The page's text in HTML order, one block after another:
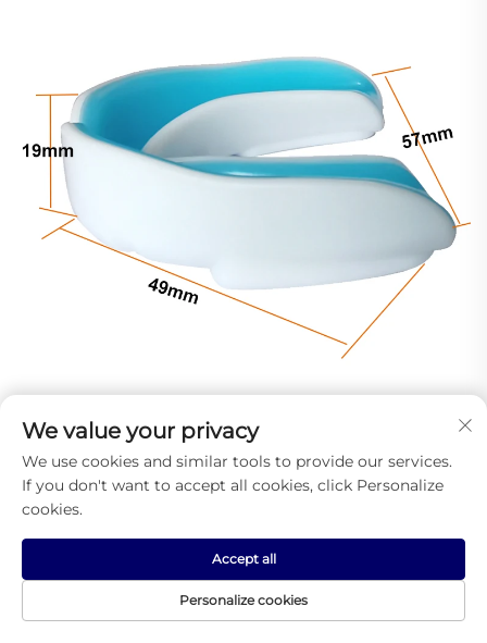
We value your privacy
We use cookies and similar tools to provide our services.
If you don't want to accept all cookies, click Personalize
cookies.
Personalize cookies
Accept all